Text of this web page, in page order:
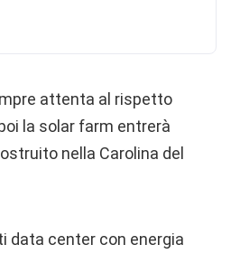
attenta al rispetto
la solar farm entrerà
nella Carolina del
data center con energia